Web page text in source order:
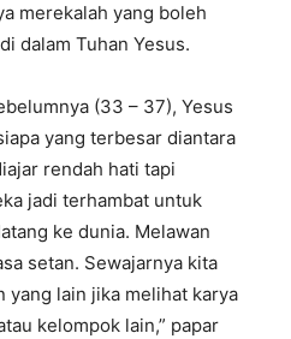
merekalah yang boleh
dalam Tuhan Yesus.
(33 – 37), Yesus
yang terbesar diantara
rendah hati tapi
jadi terhambat untuk
ke dunia. Melawan
setan. Sewajarnya kita
yang lain jika melihat karya
kelompok lain,” papar